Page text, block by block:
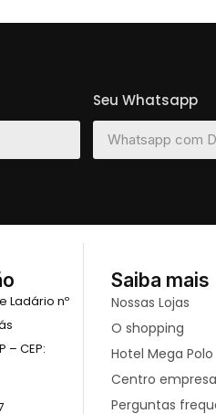
Seu Whatsapp
Ladário nº
– CEP:
Saiba mais
Nossas Lojas
O shopping
Hotel Mega Polo
Centro
Perguntas